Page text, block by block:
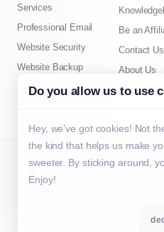
Services
Professional Email
Website Security
Website Backup
SEO Tools
Be an
Contact Us
About Us
Do you allow us to use
Hey, we’ve got cookies! Not
the kind that helps us make
sweeter. By sticking around,
Enjoy!